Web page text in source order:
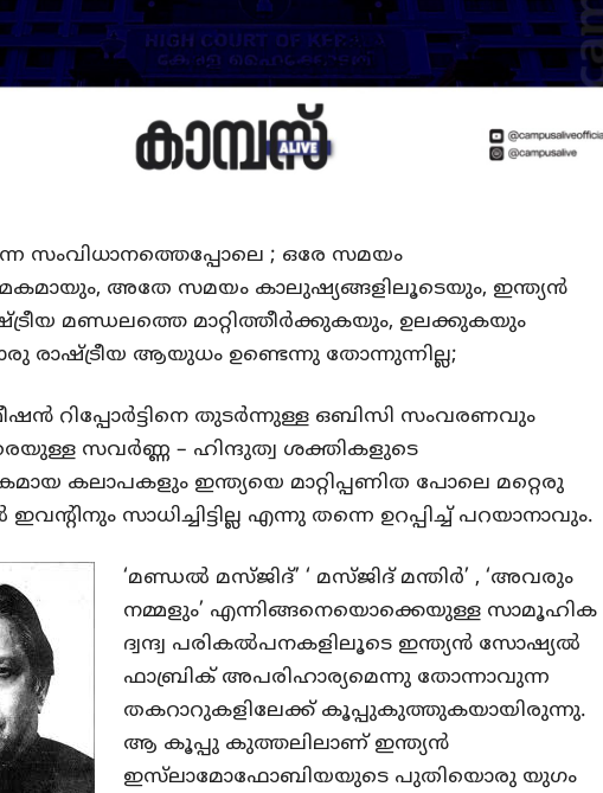
സംവിധാനത്തെപ്പോലെ ; ഒരേ സമയം
അതേ സമയം കാലുഷ്യങ്ങളിലൂടെയും, ഇന്ത്യൻ
മണ്ഡലത്തെ മാറ്റിത്തീർക്കുകയും, ഉലക്കുകയും
രാഷ്ട്രീയ ആയുധം ഉണ്ടെന്നു തോന്നുന്നില്ല;
റിപ്പോർട്ടിനെ തുടർന്നുള്ള ഒബിസി സംവരണവും
സവർണ്ണ – ഹിന്ദുത്വ ശക്തികളുടെ
കലാപകളും ഇന്ത്യയെ മാറ്റിപ്പണിത പോലെ മറ്റെരു
ഇവൻ്റിനും സാധിച്ചിട്ടില്ല എന്നു തന്നെ ഉറപ്പിച്ച് പറയാനാവും.
‘മണ്ഡൽ മസ്ജിദ്’ ‘ മസ്ജിദ് മന്തിർ’ , ‘അവരും
നമ്മളും’ എന്നിങ്ങനെയൊക്കെയുള്ള സാമൂഹിക
ദ്വന്ദ്വ പരികൽപനകളിലൂടെ ഇന്ത്യൻ സോഷ്യൽ
ഫാബ്രിക് അപരിഹാര്യമെന്നു തോന്നാവുന്ന
തകറാറുകളിലേക്ക് കൂപ്പുകുത്തുകയായിരുന്നു.
ആ കൂപ്പു കുത്തലിലാണ് ഇന്ത്യൻ
ഇസ്‌ലാമോഫോബിയയുടെ പുതിയൊരു യുഗം